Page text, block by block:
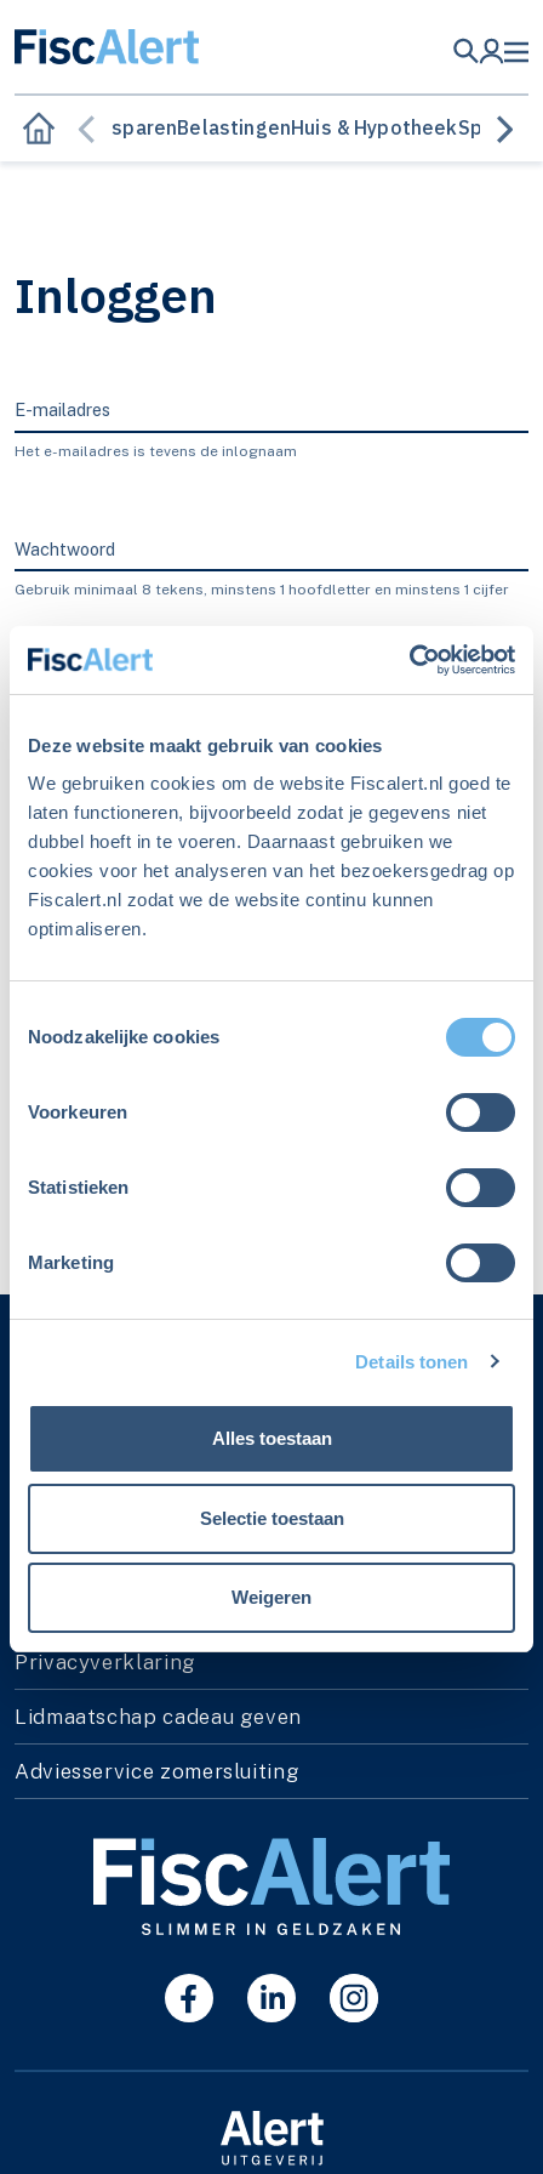
Deze website maakt gebruik van cookies
We gebruiken cookies om de website Fiscalert.nl goed te
laten functioneren, bijvoorbeeld zodat je gegevens niet
dubbel hoeft in te voeren. Daarnaast gebruiken we
cookies voor het analyseren van het bezoekersgedrag op
Fiscalert.nl zodat we de website continu kunnen
optimaliseren.
Noodzakelijke cookies
Voorkeuren
Statistieken
Marketing
Details tonen
Alles toestaan
Selectie toestaan
Weigeren
BesparenBelastingenHuis & HypotheekSparen
Inloggen
E-mailadres
Het e-mailadres is tevens de inlognaam
Wachtwoord
Gebruik minimaal 8 tekens, minstens 1 hoofdletter en minstens 1 cijfer
Blijf ingelogd
Inloggen
Ben je je wachtwoord
vergeten?
Niet meer ingelogd sinds
Voorwaarden lidmaatschap
Privacyverklaring
Lidmaatschap cadeau geven
Adviesservice zomersluiting